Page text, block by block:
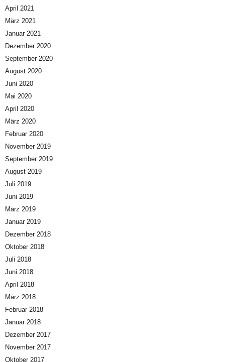
April 2021
März 2021
Januar 2021
Dezember 2020
September 2020
August 2020
Juni 2020
Mai 2020
April 2020
März 2020
Februar 2020
November 2019
September 2019
August 2019
Juli 2019
Juni 2019
März 2019
Januar 2019
Dezember 2018
Oktober 2018
Juli 2018
Juni 2018
April 2018
März 2018
Februar 2018
Januar 2018
Dezember 2017
November 2017
Oktober 2017